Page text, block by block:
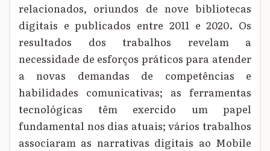
relacionados, oriundos de nove bibliotecas
digitais e publicados entre 2011 e 2020. Os
resultados dos trabalhos revelam a
necessidade de esforços práticos para atender
a novas demandas de competências e
habilidades comunicativas; as ferramentas
tecnológicas têm exercido um papel
fundamental nos dias atuais; vários trabalhos
associaram as narrativas digitais ao Mobile